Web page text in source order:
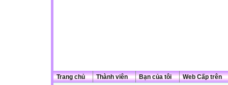
Trang chủ Thành viên Bạn của tôi Web Cấp trên